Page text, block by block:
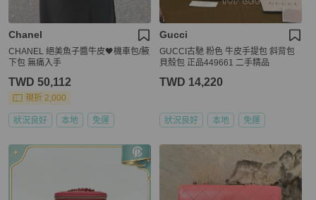
Chanel
CHANEL 絕美魚子醬牛皮🖤機車包/腋
下包 無痛入手
TWD 50,112
現折 2,000
狀況良好 本地 免運
Gucci
GUCCI古馳 粉色 牛皮手提包 斜背包
貝殼包 正品449661 二手精品
TWD 14,220
狀況良好 本地 免運